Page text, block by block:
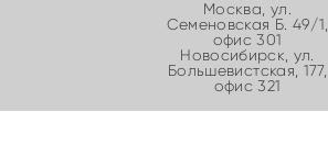
Москва, ул.
Семеновская Б. 49/1,
офис 301
Новосибирск, ул.
Большевиcтская, 177,
офис 321